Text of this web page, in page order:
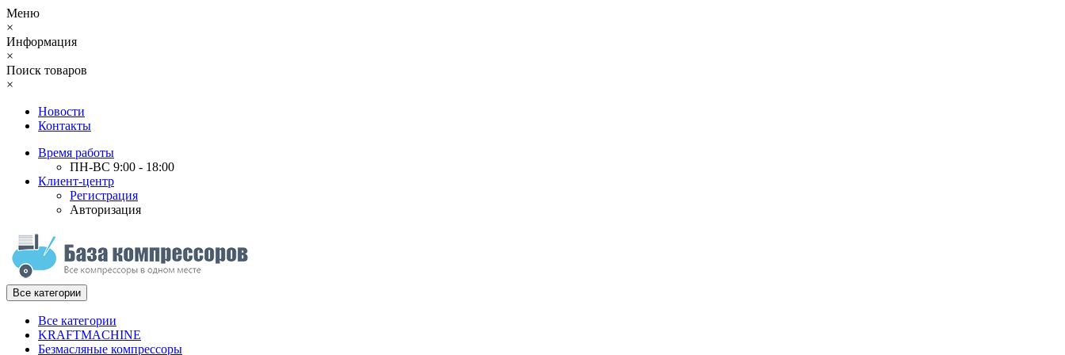
Меню
×
Информация
×
Поиск товаров
×
Новости
Контакты
Время работы
ПН-ВС 9:00 - 18:00
Клиент-центр
Регистрация
Авторизация
Все категории
Все категории
KRAFTMACHINE
Безмасляные компрессоры